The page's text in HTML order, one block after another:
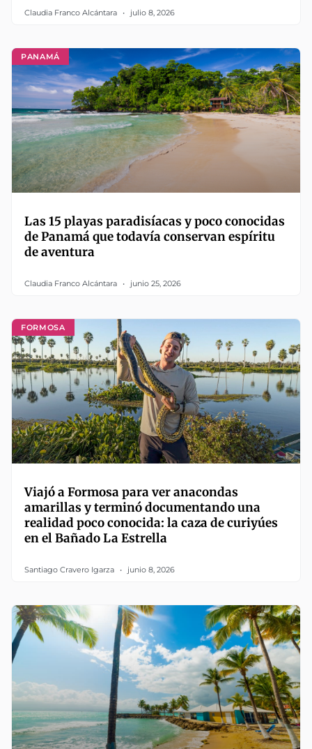
Claudia Franco Alcántara julio 8, 2026
PANAMÁ
Las 15 playas paradisíacas y poco conocidas
de Panamá que todavía conservan espíritu
de aventura
Claudia Franco Alcántara junio 25, 2026
FORMOSA
Viajó a Formosa para ver anacondas
amarillas y terminó documentando una
realidad poco conocida: la caza de curiyúes
en el Bañado La Estrella
Santiago Cravero Igarza junio 8, 2026